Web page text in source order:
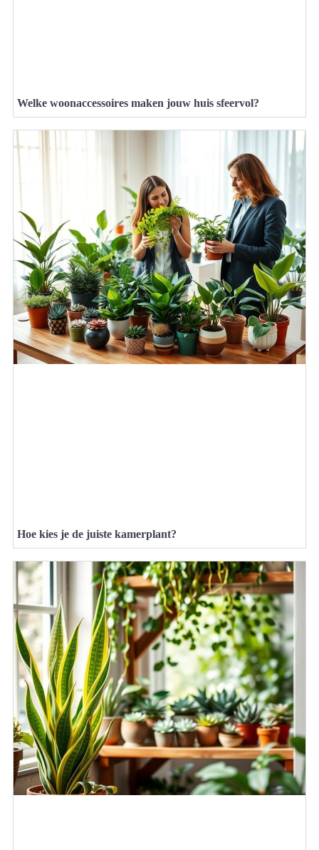
Welke woonaccessoires maken jouw huis sfeervol?
Hoe kies je de juiste kamerplant?